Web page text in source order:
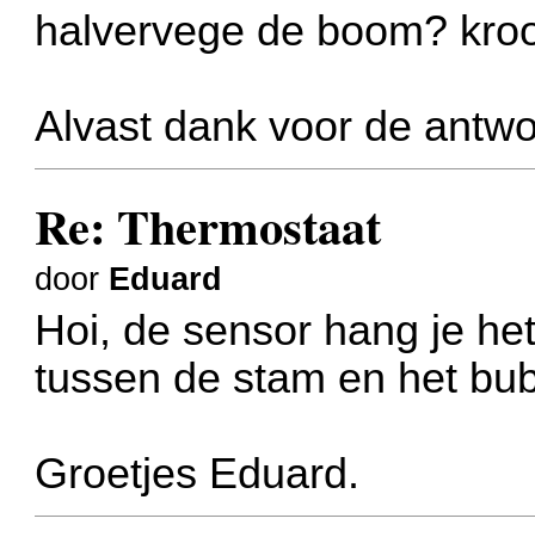
halvervege de boom?
Alvast dank voor de
Re: Thermostaat
door Eduard
Hoi, de sensor hang je
tussen de stam en het
Groetjes Eduard.